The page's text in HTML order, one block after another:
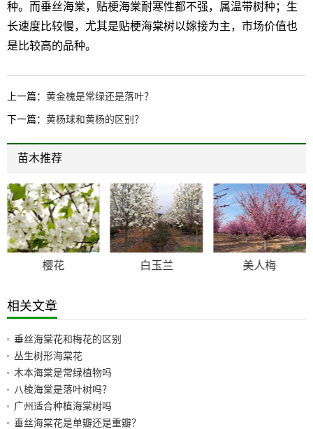
种。而垂丝海棠，贴梗海棠耐寒性都不强，属温带树种；生
长速度比较慢，尤其是贴梗海棠树以嫁接为主，市场价值也
是比较高的品种。
上一篇： 黄金槐是常绿还是落叶？
下一篇： 黄杨球和黄杨的区别？
苗木推荐
樱花 白玉兰 美人梅
相关文章
垂丝海棠花和梅花的区别
丛生树形海棠花
木本海棠是常绿植物吗
八棱海棠是落叶树吗？
广州适合种植海棠树吗
垂丝海棠花是单瓣还是重瓣？